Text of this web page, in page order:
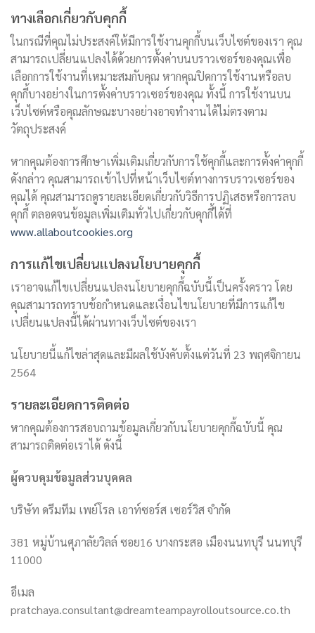
ทางเลือกเกี่ยวกับคุกกี้
ในกรณีที่คุณไม่ประสงค์ให้มีการใช้งานคุกกี้บนเว็บไซต์ของเรา คุณ
สามารถเปลี่ยนแปลงได้ด้วยการตั้งค่าบนบราวเซอร์ของคุณเพื่อ
เลือกการใช้งานที่เหมาะสมกับคุณ หากคุณปิดการใช้งานหรือลบ
คุกกี้บางอย่างในการตั้งค่าบราวเซอร์ของคุณ ทั้งนี้ การใช้งานบน
เว็บไซต์หรือคุณลักษณะบางอย่างอาจทำงานได้ไม่ตรงตาม
วัตถุประสงค์
หากคุณต้องการศึกษาเพิ่มเติมเกี่ยวกับการใช้คุกกี้และการตั้งค่าคุกกี้
ดังกล่าว คุณสามารถเข้าไปที่หน้าเว็บไซต์ทางการบราวเซอร์ของ
คุณได้ คุณสามารถดูรายละเอียดเกี่ยวกับวิธีการปฏิเสธหรือการลบ
คุกกี้ ตลอดจนข้อมูลเพิ่มเติมทั่วไปเกี่ยวกับคุกกี้ได้ที่
www.allaboutcookies.org
การแก้ไขเปลี่ยนแปลงนโยบายคุกกี้
เราอาจแก้ไขเปลี่ยนแปลงนโยบายคุกกี้ฉบับนี้เป็นครั้งคราว โดย
คุณสามารถทราบข้อกำหนดและเงื่อนไขนโยบายที่มีการแก้ไข
เปลี่ยนแปลงนี้ได้ผ่านทางเว็บไซต์ของเรา
นโยบายนี้แก้ไขล่าสุดและมีผลใช้บังคับตั้งแต่วันที่ 23 พฤศจิกายน
2564
รายละเอียดการติดต่อ
หากคุณต้องการสอบถามข้อมูลเกี่ยวกับนโยบายคุกกี้ฉบับนี้ คุณ
สามารถติดต่อเราได้ ดังนี้
ผู้ควบคุมข้อมูลส่วนบุคคล
บริษัท ดรีมทีม เพย์โรล เอาท์ซอร์ส เซอร์วิส จำกัด
381 หมู่บ้านศุภาลัยวิลล์ ซอย16 บางกระสอ เมืองนนทบุรี นนทบุรี
11000
อีเมล
pratchaya.consultant@dreamteampayrolloutsource.co.th